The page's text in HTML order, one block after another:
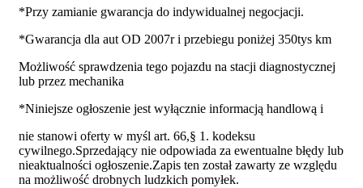
*Przy zamianie gwarancja do indywidualnej negocjacji.
*Gwarancja dla aut OD 2007r i przebiegu poniżej 350tys km
Możliwość sprawdzenia tego pojazdu na stacji diagnostycznej
lub przez mechanika
*Niniejsze ogłoszenie jest wyłącznie informacją handlową i
nie stanowi oferty w myśl art. 66,§ 1. kodeksu
cywilnego.Sprzedający nie odpowiada za ewentualne błędy lub
nieaktualności ogłoszenie.Zapis ten został zawarty ze względu
na możliwość drobnych ludzkich pomyłek.